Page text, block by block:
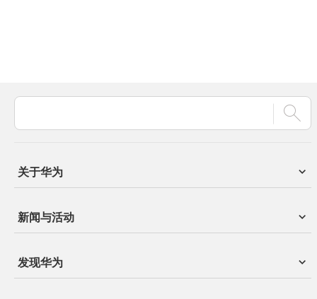
关于华为
新闻与活动
发现华为